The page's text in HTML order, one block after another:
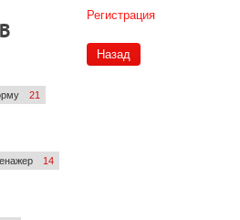
Регистрация
Назад
21
14